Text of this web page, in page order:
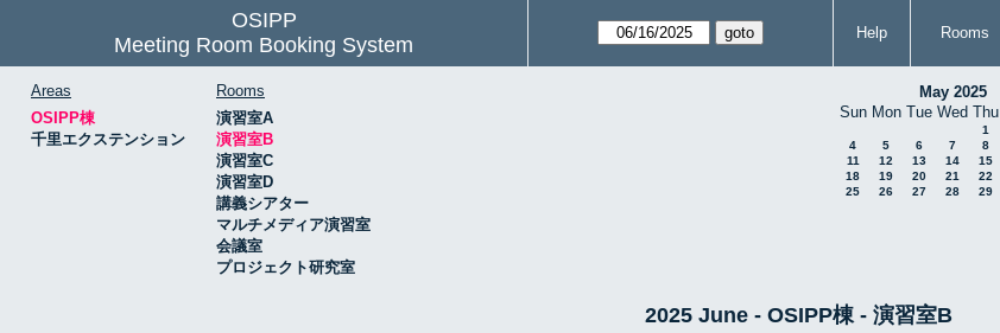
OSIPP
Meeting Room Booking System
Help Rooms
Areas
OSIPP棟
千里エクステンション
Rooms
演習室A
演習室B
演習室C
演習室D
講義シアター
マルチメディア演習室
会議室
プロジェクト研究室
May 2025
Sun Mon Tue Wed Thu
1
4
5 6 7 8
11
12 13 14 15
18
19 20 21 22
25
26 27 28 29
2025 June - OSIPP棟 - 演習室B